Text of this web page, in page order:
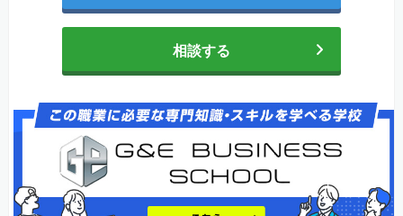
相談する